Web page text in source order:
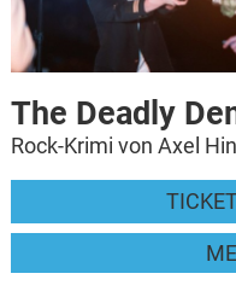
The Deadly
Rock-Krimi von Axel